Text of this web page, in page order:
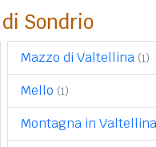
Sondrio
Mazzo di Valtellina (1)
Mello (1)
Montagna in Valtellina